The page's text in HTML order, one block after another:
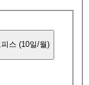
스 (10일/월)